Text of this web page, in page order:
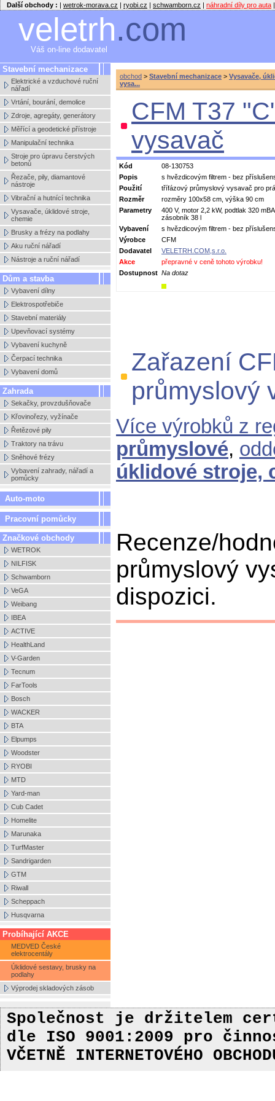
Další obchody : | wetrok-morava.cz | ryobi.cz | schwamborn.cz | náhradní díly pro auta |
veletrh.com
Váš on-line dodavatel
Stavební mechanizace
Elektrické a vzduchové ruční
nářadí
Vrtání, bourání, demolice
Zdroje, agregáty, generátory
Měřící a geodetické přístroje
Manipulační technika
Stroje pro úpravu čerstvých
betonů
Řezače, pily, diamantové
nástroje
Vibrační a hutnící technika
Vysavače, úklidové stroje,
chemie
Brusky a frézy na podlahy
Aku ruční nářadí
Nástroje a ruční nářadí
Dům a stavba
Vybavení dílny
Elektrospotřebiče
Stavební materiály
Upevňovací systémy
Vybavení kuchyně
Čerpací technika
Vybavení domů
Zahrada
Sekačky, provzdušňovače
Křovinořezy, vyžínače
Řetězové pily
Traktory na trávu
Sněhové frézy
Vybavení zahrady, nářadí a
pomůcky
Auto-moto
Pracovní pomůcky
Značkové obchody
WETROK
NILFISK
Schwamborn
VeGA
Weibang
IBEA
ACTIVE
HealthLand
V-Garden
Tecnum
FarTools
Bosch
WACKER
BTA
Elpumps
Woodster
RYOBI
MTD
Yard-man
Cub Cadet
Homelite
Marunaka
TurfMaster
Sandrigarden
GTM
Riwall
Scheppach
Husqvarna
Probíhající AKCE
MEDVED České
elektrocentály
Úklidové sestavy, brusky na
podlahy
Výprodej skladových zásob
obchod > Stavební mechanizace > Vysavače,
vysa...
CFM T37
vysavač
Kód
08-130753
Popis
s hvězdicovým filtrem - bez
Použití
třífázový průmyslový vysavač pro
Rozměr
rozměry 100x58 cm, výška 90 cm
Parametry
400 V, motor 2,2 kW, podtlak 320
zásobník 38 l
Vybavení
s hvězdicovým filtrem - bez
Výrobce
CFM
Dodavatel
VELETRH.COM,s.r.o.
Akce
přepravné v ceně tohoto výrobku!
Dostupnost Na dotaz
Zařazení
průmyslový
Více výrobků z
průmyslové,
úklidové stroje,
Recenze/
průmyslový
dispozici.
Společnost je držitelem
dle ISO 9001:2009 pro
VČETNĚ INTERNETOVÉHO